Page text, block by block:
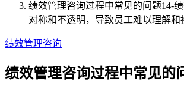
绩效管理咨询过程中常见的问题14-
对称和不透明，导致员工难以理解和
绩效管理咨询
绩效管理咨询过程中常见的